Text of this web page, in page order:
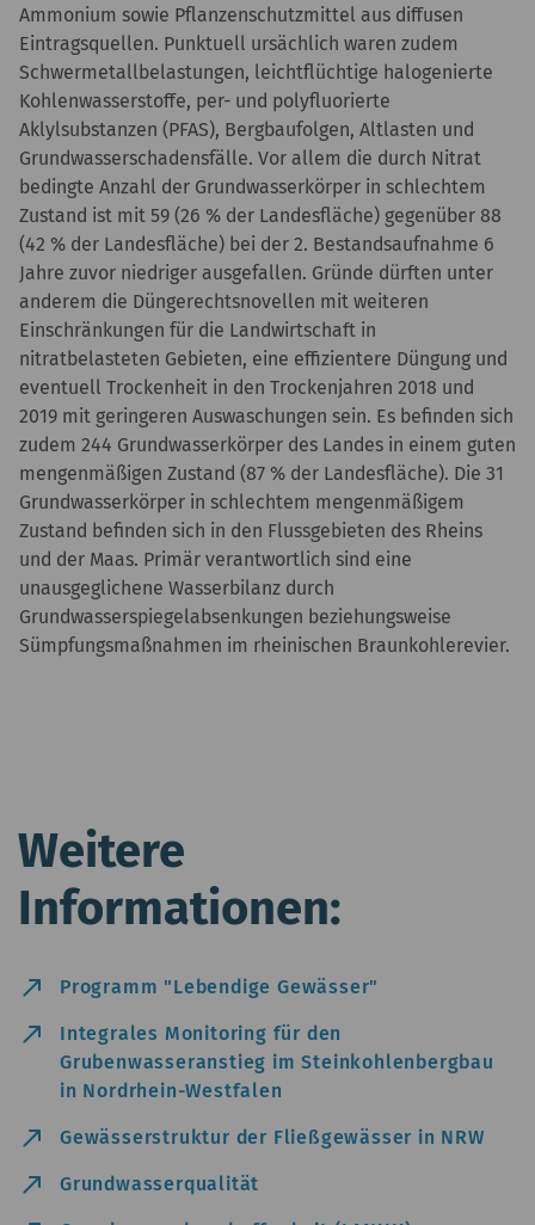
Ammonium sowie Pflanzenschutzmittel aus diffusen
Eintragsquellen. Punktuell ursächlich waren zudem
Schwermetallbelastungen, leichtflüchtige halogenierte
Kohlenwasserstoffe, per- und polyfluorierte
Aklylsubstanzen (PFAS), Bergbaufolgen, Altlasten und
Grundwasserschadensfälle. Vor allem die durch Nitrat
bedingte Anzahl der Grundwasserkörper in schlechtem
Zustand ist mit 59 (26 % der Landesfläche) gegenüber 88
(42 % der Landesfläche) bei der 2. Bestandsaufnahme 6
Jahre zuvor niedriger ausgefallen. Gründe dürften unter
anderem die Düngerechtsnovellen mit weiteren
Einschränkungen für die Landwirtschaft in
nitratbelasteten Gebieten, eine effizientere Düngung und
eventuell Trockenheit in den Trockenjahren 2018 und
2019 mit geringeren Auswaschungen sein. Es befinden sich
zudem 244 Grundwasserkörper des Landes in einem guten
mengenmäßigen Zustand (87 % der Landesfläche). Die 31
Grundwasserkörper in schlechtem mengenmäßigem
Zustand befinden sich in den Flussgebieten des Rheins
und der Maas. Primär verantwortlich sind eine
unausgeglichene Wasserbilanz durch
Grundwasserspiegelabsenkungen beziehungsweise
Sümpfungsmaßnahmen im rheinischen Braunkohlerevier.
Weitere
Informationen:
north_east Programm "Lebendige Gewässer"
north_east
Integrales Monitoring für den
Grubenwasseranstieg im Steinkohlenbergbau
in Nordrhein-Westfalen
north_east Gewässerstruktur der Fließgewässer in NRW
north_east Grundwasserqualität